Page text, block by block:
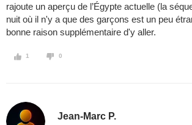
rajoute un aperçu de l’Égypte actuelle (la
nuit où il n'y a que des garçons est un peu
bonne raison supplémentaire d'y aller.
1 0
Jean-Marc P.